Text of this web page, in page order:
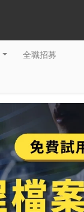
全職招募